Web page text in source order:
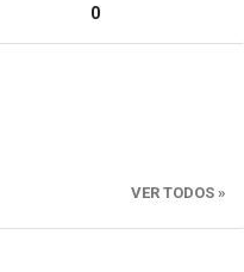
0
VER TODOS »